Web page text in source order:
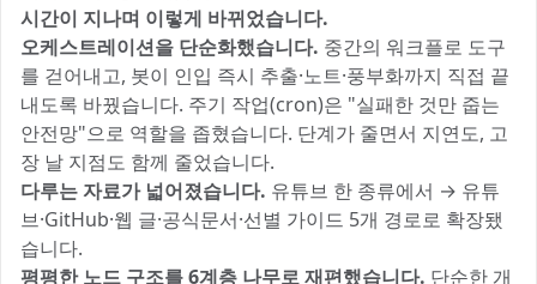
시간이 지나며 이렇게 바뀌었습니다.
오케스트레이션을 단순화했습니다. 중간의 워크플로 도구
를 걷어내고, 봇이 인입 즉시 추출·노트·풍부화까지 직접 끝
내도록 바꿨습니다. 주기 작업(cron)은 "실패한 것만 줍는
안전망"으로 역할을 좁혔습니다. 단계가 줄면서 지연도, 고
장 날 지점도 함께 줄었습니다.
다루는 자료가 넓어졌습니다. 유튜브 한 종류에서 → 유튜
브·GitHub·웹 글·공식문서·선별 가이드 5개 경로로 확장됐
습니다.
평평한 노드 구조를 6계층 나무로 재편했습니다. 단순한 개